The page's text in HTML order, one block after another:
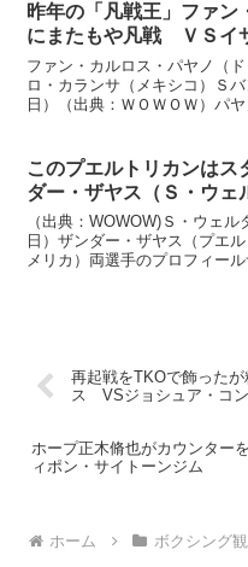
昨年の「凡戦王」ファン
にまたもや凡戦 ＶＳイ
ファン・カルロス・パヤノ（
ロ・カランサ（メキシコ）Ｓ
日）（出典：ＷＯＷＯＷ）パ
このプエルトリカンはス
ダー・ザヤス（Ｓ・ウェ
（出典：WOWOW)Ｓ・ウェ
日）ザンダー・ザヤス（プエ
メリカ）両選手のプロフィー
再起戦をTKOで飾った
ス VSジョシュア・コ
ホープ正木脩也がカウンター
ィポン・サイトーンジム
ホーム ボクシング